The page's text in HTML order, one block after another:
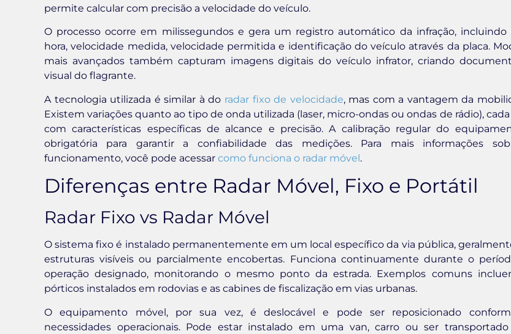
permite calcular com precisão a velocidade do veículo.
O processo ocorre em milissegundos e gera um registro automático da infração, incluindo
hora, velocidade medida, velocidade permitida e identificação do veículo através da placa.
mais avançados também capturam imagens digitais do veículo infrator, criando
visual do flagrante.
A tecnologia utilizada é similar à do radar fixo de velocidade, mas com a vantagem da
Existem variações quanto ao tipo de onda utilizada (laser, micro-ondas ou ondas de rádio),
com características específicas de alcance e precisão. A calibração regular do
obrigatória para garantir a confiabilidade das medições. Para mais informações
funcionamento, você pode acessar como funciona o radar móvel.
Diferenças entre Radar Móvel, Fixo e Portátil
Radar Fixo vs Radar Móvel
O sistema fixo é instalado permanentemente em um local específico da via pública,
estruturas visíveis ou parcialmente encobertas. Funciona continuamente durante o
operação designado, monitorando o mesmo ponto da estrada. Exemplos comuns
pórticos instalados em rodovias e as cabines de fiscalização em vias urbanas.
O equipamento móvel, por sua vez, é deslocável e pode ser reposicionado
necessidades operacionais. Pode estar instalado em uma van, carro ou ser transportado